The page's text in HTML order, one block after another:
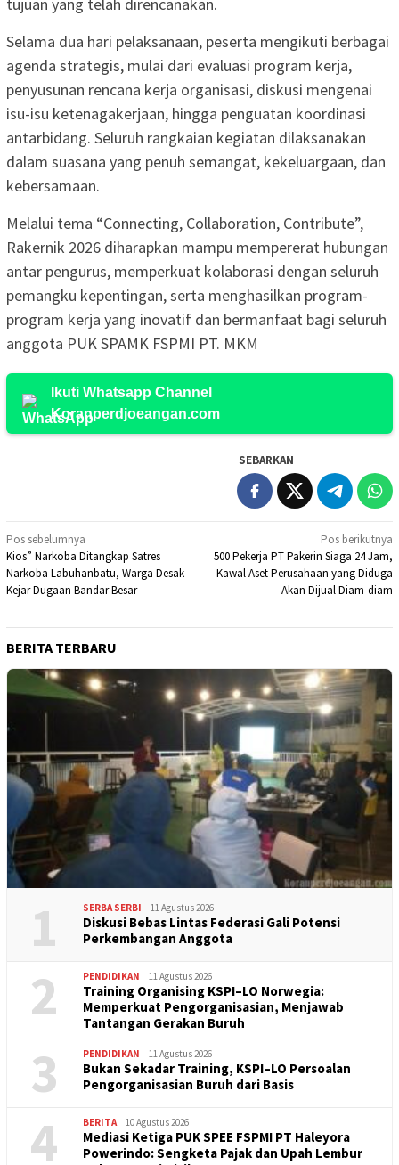
tujuan yang telah direncanakan.
Selama dua hari pelaksanaan, peserta mengikuti berbagai
agenda strategis, mulai dari evaluasi program kerja,
penyusunan rencana kerja organisasi, diskusi mengenai
isu-isu ketenagakerjaan, hingga penguatan koordinasi
antarbidang. Seluruh rangkaian kegiatan dilaksanakan
dalam suasana yang penuh semangat, kekeluargaan, dan
kebersamaan.
Melalui tema “Connecting, Collaboration, Contribute”,
Rakernik 2026 diharapkan mampu mempererat hubungan
antar pengurus, memperkuat kolaborasi dengan seluruh
pemangku kepentingan, serta menghasilkan program-
program kerja yang inovatif dan bermanfaat bagi seluruh
anggota PUK SPAMK FSPMI PT. MKM
Ikuti Whatsapp Channel
Koranperdjoeangan.com
SEBARKAN
Navigasi
pos
Pos sebelumnya
Kios” Narkoba Ditangkap Satres
Narkoba Labuhanbatu, Warga Desak
Kejar Dugaan Bandar Besar
Pos berikutnya
500 Pekerja PT Pakerin Siaga 24 Jam,
Kawal Aset Perusahaan yang Diduga
Akan Dijual Diam-diam
BERITA TERBARU
1 SERBA SERBI 11 Agustus 2026
Diskusi Bebas Lintas Federasi Gali Potensi
Perkembangan Anggota
2 PENDIDIKAN 11 Agustus 2026
Training Organising KSPI–LO Norwegia:
Memperkuat Pengorganisasian, Menjawab
Tantangan Gerakan Buruh
3 PENDIDIKAN 11 Agustus 2026
Bukan Sekadar Training, KSPI–LO Persoalan
Pengorganisasian Buruh dari Basis
4 BERITA 10 Agustus 2026
Mediasi Ketiga PUK SPEE FSPMI PT Haleyora
Powerindo: Sengketa Pajak dan Upah Lembur